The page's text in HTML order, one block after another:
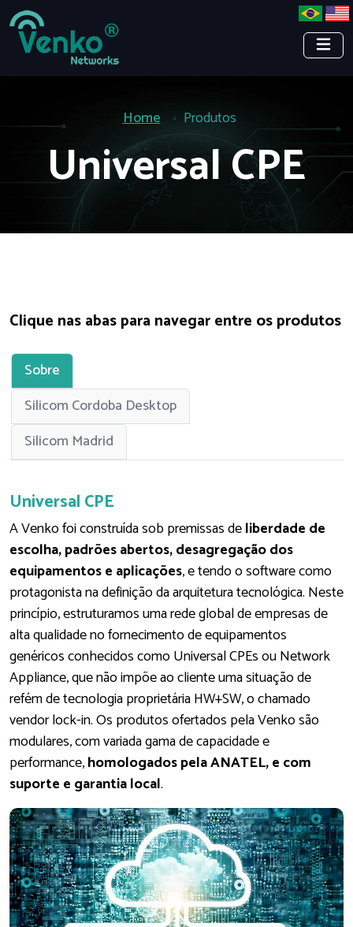
Home Produtos
Universal CPE
Clique nas abas para navegar entre os produtos
Sobre
Silicom Cordoba Desktop
Silicom Madrid
Universal CPE
A Venko foi construída sob premissas deliberdade de
escolha, padrões abertos, desagregação dos
equipamentos e aplicações, e tendo o software como
protagonista na definição da arquitetura tecnológica. Neste
princípio, estruturamos uma rede global de empresas de
alta qualidade no fornecimento de equipamentos
genéricos conhecidos como Universal CPEs ou Network
Appliance, que não impõe ao cliente uma situação de
refém de tecnologia proprietária HW+SW, o chamado
vendor lock-in. Os produtos ofertados pela Venko são
modulares, com variada gama de capacidade e
performance,homologados pela ANATEL, e com
suporte e garantia local.